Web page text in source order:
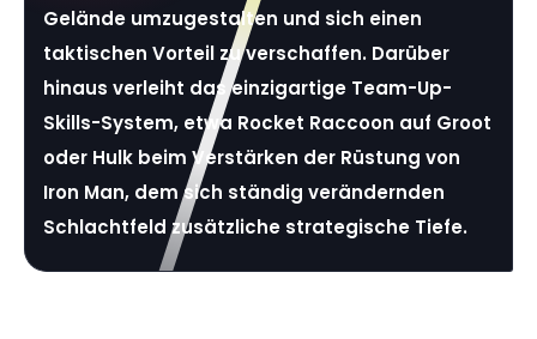
Gelände umzugestalten und sich einen
taktischen Vorteil zu verschaffen. Darüber
hinaus verleiht das einzigartige Team-Up-
Skills-System, etwa Rocket Raccoon auf Groot
oder Hulk beim Verstärken der Rüstung von
Iron Man, dem sich ständig verändernden
Schlachtfeld zusätzliche strategische Tiefe.